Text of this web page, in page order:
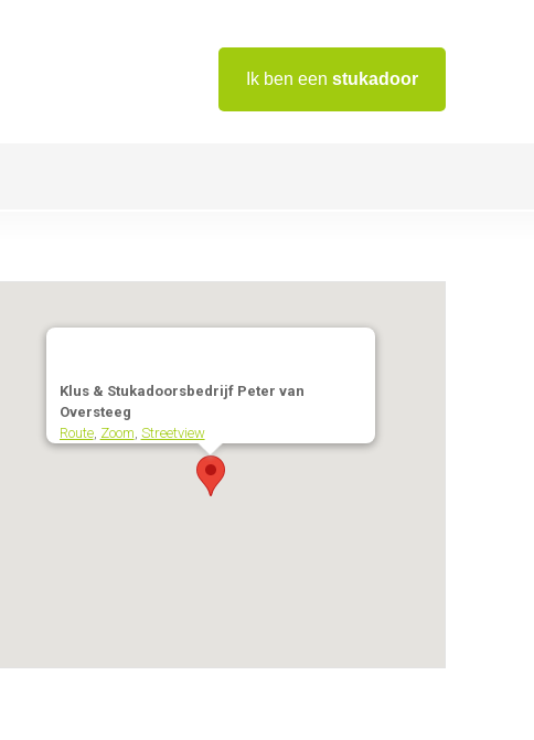
Ik ben een stukadoor
Klus & Stukadoorsbedrijf Peter van
Oversteeg
Route, Zoom Streetview